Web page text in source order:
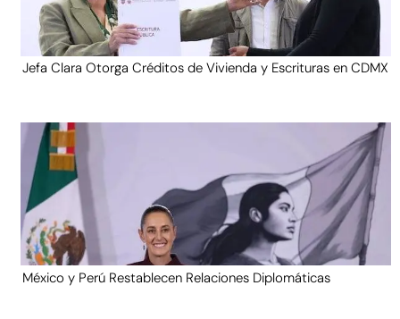
Jefa Clara Otorga Créditos de Vivienda y Escrituras en CDMX
México y Perú Restablecen Relaciones Diplomáticas